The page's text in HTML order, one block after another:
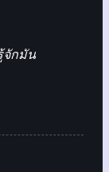
จักมัน